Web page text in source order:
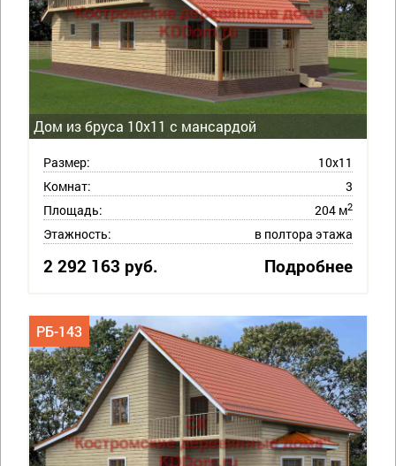
Дом из бруса 10х11 с мансардой
Размер:
10х11
Комнат:
3
Площадь:
204 м2
Этажность: в полтора этажа
2 292 163 руб. Подробнее
РБ-143